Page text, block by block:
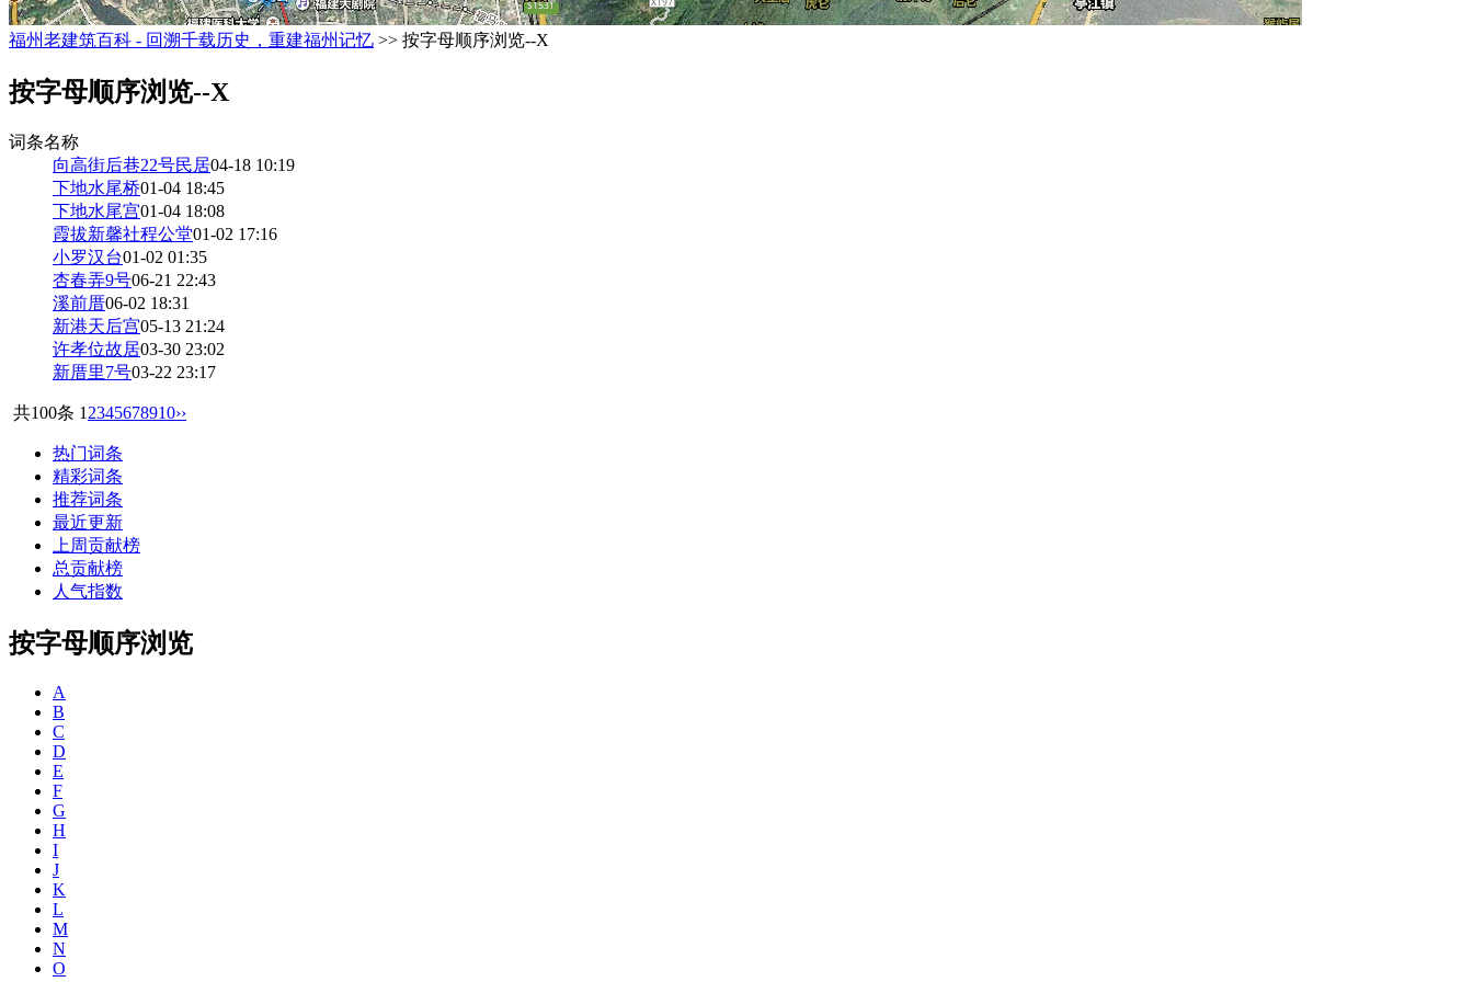
福州老建筑百科 - 回溯千载历史，重建福州记忆 >> 按字母顺序浏览--X
按字母顺序浏览--X
词条名称
向高街后巷22号民居04-18 10:19
下地水尾桥01-04 18:45
下地水尾宫01-04 18:08
霞拔新馨社程公堂01-02 17:16
小罗汉台01-02 01:35
杏春弄9号06-21 22:43
溪前厝06-02 18:31
新港天后宫05-13 21:24
许孝位故居03-30 23:02
新厝里7号03-22 23:17
共100条 1 2345678910››
热门词条
精彩词条
推荐词条
最近更新
上周贡献榜
总贡献榜
人气指数
按字母顺序浏览
A
B
C
D
E
F
G
H
I
J
K
L
M
N
O